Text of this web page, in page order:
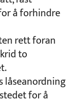
å forhindre
rett foran
to
låseanordning
for å